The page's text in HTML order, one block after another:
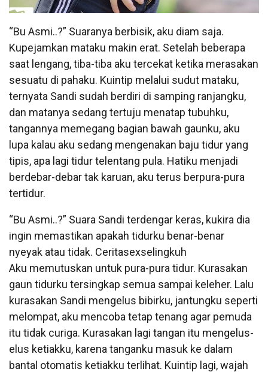
“Bu Asmi..?” Suaranya berbisik, aku diam saja.
Kupejamkan mataku makin erat. Setelah beberapa
saat lengang, tiba-tiba aku tercekat ketika merasakan
sesuatu di pahaku. Kuintip melalui sudut mataku,
ternyata Sandi sudah berdiri di samping ranjangku,
dan matanya sedang tertuju menatap tubuhku,
tangannya memegang bagian bawah gaunku, aku
lupa kalau aku sedang mengenakan baju tidur yang
tipis, apa lagi tidur telentang pula. Hatiku menjadi
berdebar-debar tak karuan, aku terus berpura-pura
tertidur.
“Bu Asmi..?” Suara Sandi terdengar keras, kukira dia
ingin memastikan apakah tidurku benar-benar
nyeyak atau tidak. Ceritasexselingkuh
Aku memutuskan untuk pura-pura tidur. Kurasakan
gaun tidurku tersingkap semua sampai keleher. Lalu
kurasakan Sandi mengelus bibirku, jantungku seperti
melompat, aku mencoba tetap tenang agar pemuda
itu tidak curiga. Kurasakan lagi tangan itu mengelus-
elus ketiakku, karena tanganku masuk ke dalam
bantal otomatis ketiakku terlihat. Kuintip lagi, wajah